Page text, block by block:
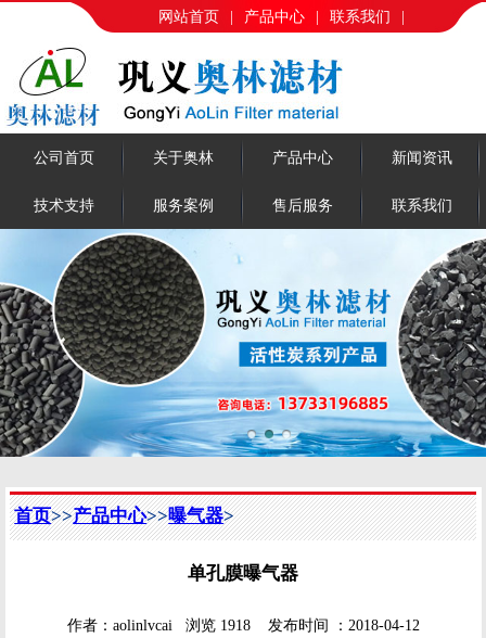
网站首页 | 产品中心 | 联系我们 |
公司首页 关于奥林 产品中心 新闻资讯
技术支持 服务案例 售后服务 联系我们
首页>>产品中心>>曝气器>
单孔膜曝气器
作者： aolinlvcai 浏览 1918 发布时间 ： 2018-04-12